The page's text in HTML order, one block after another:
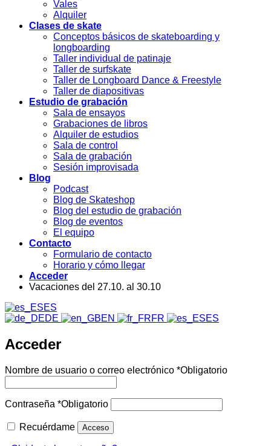
Vales
Alquiler
Clases de skate
Conceptos básicos de skateboarding y
longboarding
Taller individual de patinaje
Taller de surfskate
Taller de Longboard Dance & Freestyle
Taller de diapositivas
Estudio de grabación
Sala de ensayos
Grabaciones de libros
Alquiler de estudios
Sala de control
Sala de grabación
Sesión improvisada
Blog
Podcast
Blog de Skateshop
Blog del estudio de grabación
Blog de eventos
El equipo
Contacto
Formulario de contacto
Horario y cómo llegar
Acceder
Vacaciones del 27.10. al 30.10
ES
DE
EN FR ES
Acceder
Nombre de usuario o correo electrónico *Obligatorio
Contraseña *Obligatorio
Recuérdame Acceso